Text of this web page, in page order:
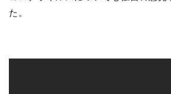
た。